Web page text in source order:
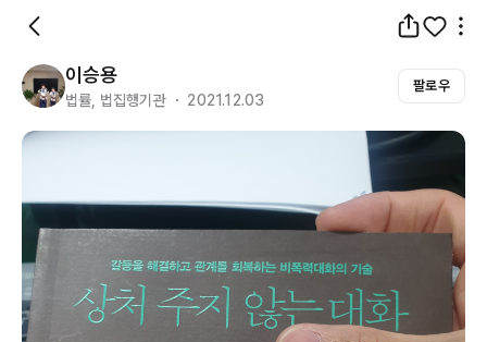
이승용
법률, 법집행기관 ・ 2021.12.03
팔로우